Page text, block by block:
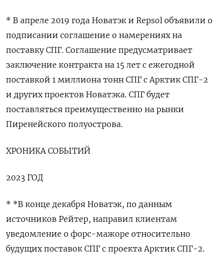
* В апреле 2019 года Новатэк и Repsol объявили о
подписании соглашение о намерениях на
поставку СПГ. Соглашение предусматривает
заключение контракта на 15 лет c ежегодной
поставкой 1 миллиона тонн СПГ с Арктик СПГ-2
и других проектов Новатэка. СПГ будет
поставляться преимущественно на рынки
Пиренейского полуострова.
ХРОНИКА СОБЫТИЙ
2023 ГОД
* *В конце декабря Новатэк, по данным
источников Рейтер, направил клиентам
уведомление о форс-мажоре относительно
будущих поставок СПГ с проекта Арктик СПГ-2.